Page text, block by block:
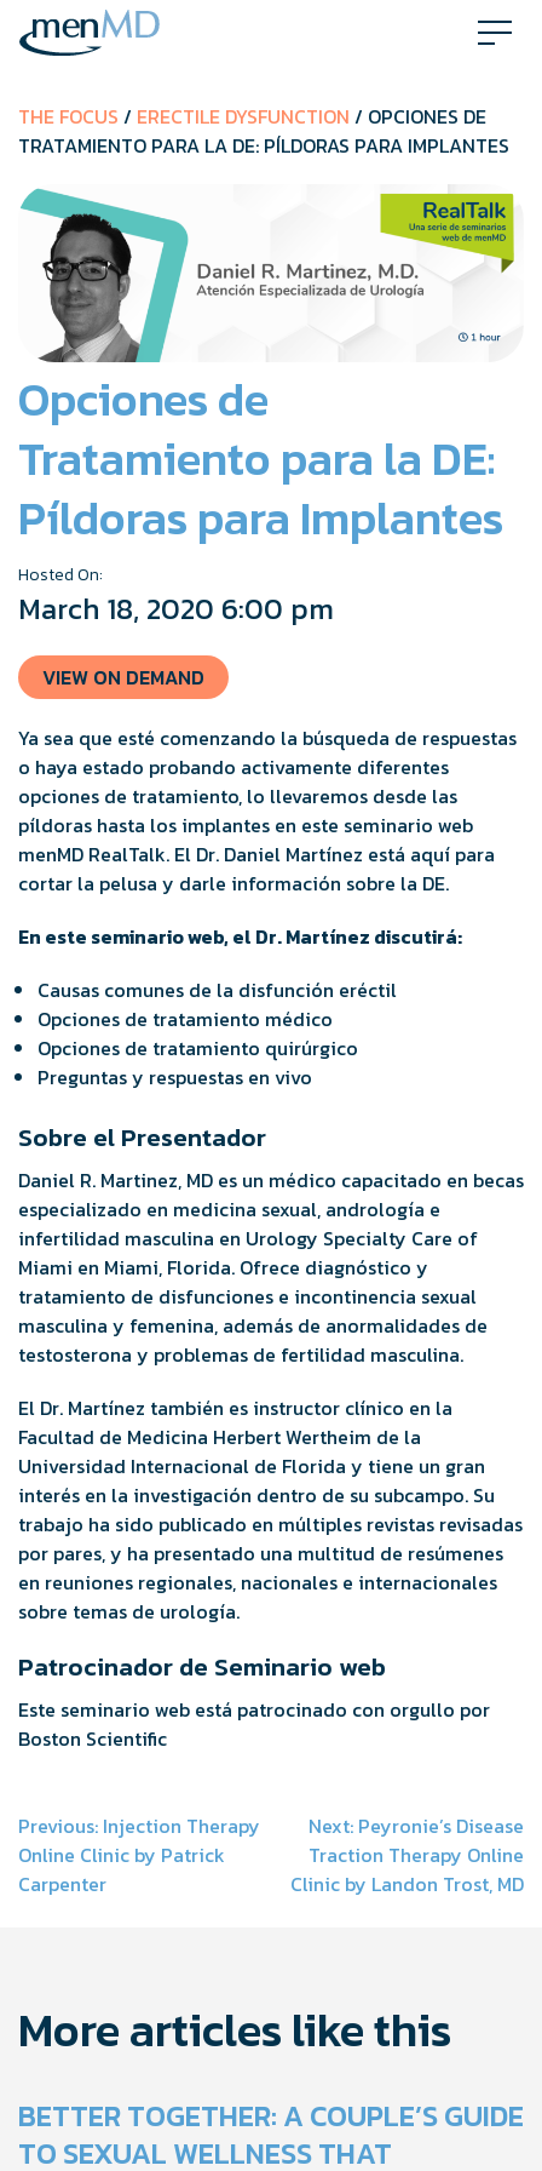
Skip
THE FOCUS / ERECTILE DYSFUNCTION / OPCIONES DE
TRATAMIENTO PARA LA DE: PÍLDORAS PARA IMPLANTES
Opciones de
Tratamiento para la DE:
Píldoras para Implantes
Hosted On:
March 18, 2020 6:00 pm
VIEW ON DEMAND
Ya sea que esté comenzando la búsqueda de respuestas
o haya estado probando activamente diferentes
opciones de tratamiento, lo llevaremos desde las
píldoras hasta los implantes en este seminario web
menMD RealTalk. El Dr. Daniel Martínez está aquí para
cortar la pelusa y darle información sobre la DE.
En este seminario web, el Dr. Martínez discutirá:
Causas comunes de la disfunción eréctil
Opciones de tratamiento médico
Opciones de tratamiento quirúrgico
Preguntas y respuestas en vivo
Sobre el Presentador
Daniel R. Martinez, MD es un médico capacitado en becas
especializado en medicina sexual, andrología e
infertilidad masculina en Urology Specialty Care of
Miami en Miami, Florida. Ofrece diagnóstico y
tratamiento de disfunciones e incontinencia sexual
masculina y femenina, además de anormalidades de
testosterona y problemas de fertilidad masculina.
El Dr. Martínez también es instructor clínico en la
Facultad de Medicina Herbert Wertheim de la
Universidad Internacional de Florida y tiene un gran
interés en la investigación dentro de su subcampo. Su
trabajo ha sido publicado en múltiples revistas revisadas
por pares, y ha presentado una multitud de resúmenes
en reuniones regionales, nacionales e internacionales
sobre temas de urología.
Patrocinador de Seminario web
Este seminario web está patrocinado con orgullo por
Boston Scientific
Post
navigation
Previous: Injection Therapy
Online Clinic by Patrick
Carpenter
Next: Peyronie’s Disease
Traction Therapy Online
Clinic by Landon Trost, MD
More articles like this
BETTER TOGETHER: A COUPLE’S GUIDE
TO SEXUAL WELLNESS THAT